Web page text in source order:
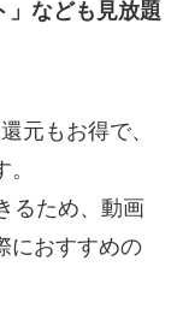
」なども見放題
元もお得で、
るため、動画
におすすめの